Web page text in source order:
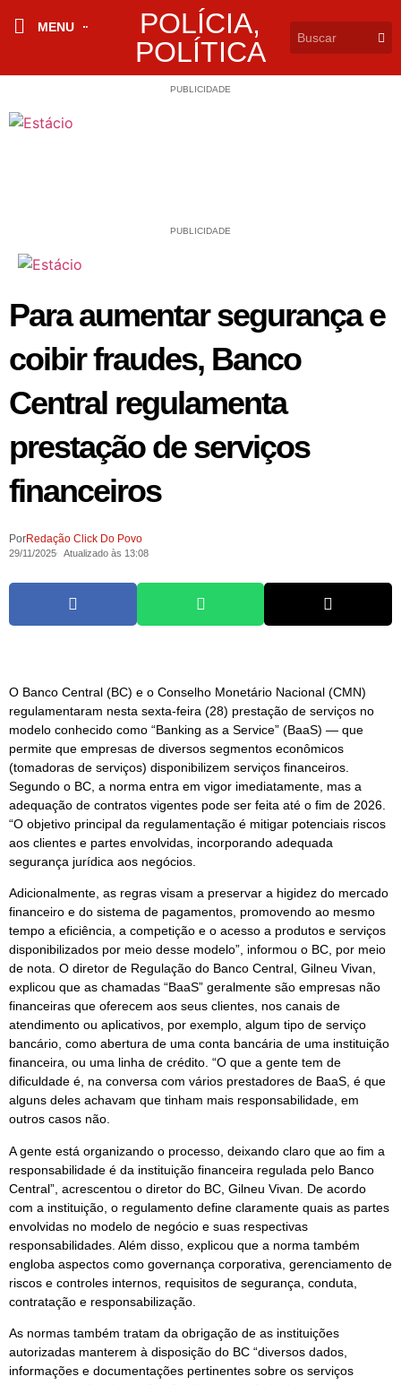
MENU POLÍCIA,
POLÍTICA
PUBLICIDADE
PUBLICIDADE
Para aumentar segurança e
coibir fraudes, Banco
Central regulamenta
prestação de serviços
financeiros
PorRedação Click Do Povo
29/11/2025 Atualizado às 13:08
O Banco Central (BC) e o Conselho Monetário Nacional (CMN)
regulamentaram nesta sexta-feira (28) prestação de serviços no
modelo conhecido como “Banking as a Service” (BaaS) — que
permite que empresas de diversos segmentos econômicos
(tomadoras de serviços) disponibilizem serviços financeiros.
Segundo o BC, a norma entra em vigor imediatamente, mas a
adequação de contratos vigentes pode ser feita até o fim de 2026.
“O objetivo principal da regulamentação é mitigar potenciais riscos
aos clientes e partes envolvidas, incorporando adequada
segurança jurídica aos negócios.
Adicionalmente, as regras visam a preservar a higidez do mercado
financeiro e do sistema de pagamentos, promovendo ao mesmo
tempo a eficiência, a competição e o acesso a produtos e serviços
disponibilizados por meio desse modelo”, informou o BC, por meio
de nota. O diretor de Regulação do Banco Central, Gilneu Vivan,
explicou que as chamadas “BaaS” geralmente são empresas não
financeiras que oferecem aos seus clientes, nos canais de
atendimento ou aplicativos, por exemplo, algum tipo de serviço
bancário, como abertura de uma conta bancária de uma instituição
financeira, ou uma linha de crédito. “O que a gente tem de
dificuldade é, na conversa com vários prestadores de BaaS, é que
alguns deles achavam que tinham mais responsabilidade, em
outros casos não.
A gente está organizando o processo, deixando claro que ao fim a
responsabilidade é da instituição financeira regulada pelo Banco
Central”, acrescentou o diretor do BC, Gilneu Vivan. De acordo
com a instituição, o regulamento define claramente quais as partes
envolvidas no modelo de negócio e suas respectivas
responsabilidades. Além disso, explicou que a norma também
engloba aspectos como governança corporativa, gerenciamento de
riscos e controles internos, requisitos de segurança, conduta,
contratação e responsabilização.
As normas também tratam da obrigação de as instituições
autorizadas manterem à disposição do BC “diversos dados,
informações e documentações pertinentes sobre os serviços